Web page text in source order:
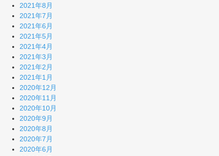
2021年8月
2021年7月
2021年6月
2021年5月
2021年4月
2021年3月
2021年2月
2021年1月
2020年12月
2020年11月
2020年10月
2020年9月
2020年8月
2020年7月
2020年6月